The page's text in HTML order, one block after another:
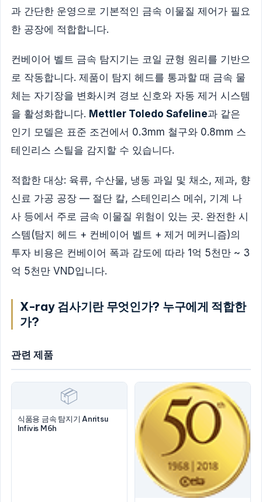
과 간단한 운영으로 기본적인 금속 이물질 제어가 필요
한 공장에 적합합니다.
컨베이어 벨트 금속 탐지기는 코일 균형 원리를 기반으
로 작동합니다. 제품이 탐지 헤드를 통과할 때 금속 물
체는 자기장을 변화시켜 경보 신호와 자동 제거 시스템
을 활성화합니다. Mettler Toledo Safeline과 같은
인기 모델은 표준 조건에서 0.3mm 철구와 0.8mm 스
테인리스 스틸을 감지할 수 있습니다.
적합한 대상: 육류, 수산물, 냉동 과일 및 채소, 제과, 향
신료 가공 공장 — 절단 칼, 스테인리스 메쉬, 기계 나
사 등에서 주로 금속 이물질 위험이 있는 곳. 완전한 시
스템(탐지 헤드 + 컨베이어 벨트 + 제거 메커니즘)의
투자 비용은 컨베이어 폭과 감도에 따라 1억 5천만 ~ 3
억 5천만 VND입니다.
X-ray 검사기란 무엇인가? 누구에게 적합한
가?
관련 제품
📦
식품용 금속 탐지기 Anritsu
Infivis M6h